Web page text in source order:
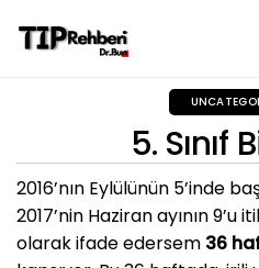
5. Sınıf
2016’nın Eylülünün 5’inde
2017’nin Haziran ayının 9’u
olarak ifade edersem 36